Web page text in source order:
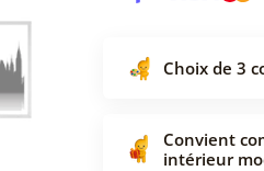
Choix de 3
Convient
intérieur